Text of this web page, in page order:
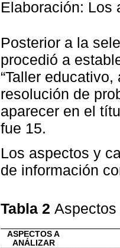
Elaboración: Los
Posterior a la
procedió a
“Taller
resolución de
aparecer en el
fue 15.
Los aspectos y
de información
Tabla 2
ASPECTOS A
ANÁLIZAR